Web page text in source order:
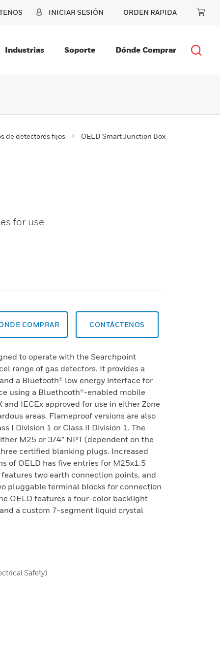
INICIAR SESIÓN ORDEN RÁPIDA
Industrias Soporte Dónde Comprar
de detectores fijos OELD Smart Junction Box
for use
COMPRAR CONTÁCTENOS
to operate with the Searchpoint
range of gas detectors. It provides a
a Bluetooth® low energy interface for
using a Bluethooth®-enabled mobile
and IECEx approved for use in either Zone
areas. Flameproof versions are also
I Division 1 or Class II Division 1. The
M25 or 3/4” NPT (dependent on the
certified blanking plugs. Increased
of OELD has five entries for M25x1.5
two earth connection points, and
pluggable terminal blocks for connection
OELD features a four-color backlight
a custom 7-segment liquid crystal
Safety)